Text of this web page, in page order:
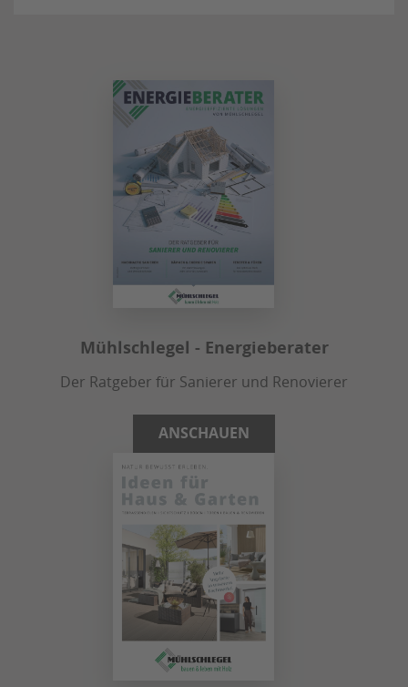
Mühlschlegel - Energieberater
Der Ratgeber für Sanierer und Renovierer
ANSCHAUEN